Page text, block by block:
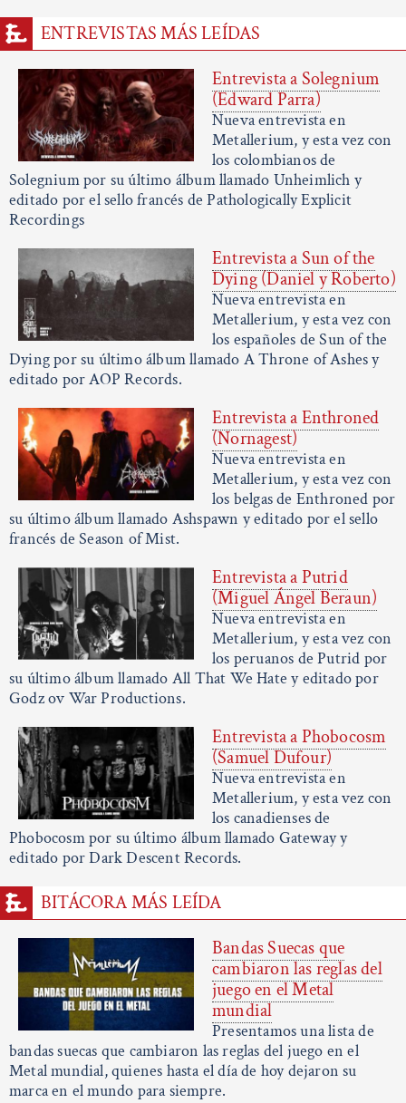
ENTREVISTAS MÁS LEÍDAS
Entrevista a Solegnium
(Edward Parra)
Nueva entrevista en
Metallerium, y esta vez con
los colombianos de
Solegnium por su último álbum llamado Unheimlich y
editado por el sello francés de Pathologically Explicit
Recordings
Entrevista a Sun of the
Dying (Daniel y Roberto)
Nueva entrevista en
Metallerium, y esta vez con
los españoles de Sun of the
Dying por su último álbum llamado A Throne of Ashes y
editado por AOP Records.
Entrevista a Enthroned
(Nornagest)
Nueva entrevista en
Metallerium, y esta vez con
los belgas de Enthroned por
su último álbum llamado Ashspawn y editado por el sello
francés de Season of Mist.
Entrevista a Putrid
(Miguel Ángel Beraun)
Nueva entrevista en
Metallerium, y esta vez con
los peruanos de Putrid por
su último álbum llamado All That We Hate y editado por
Godz ov War Productions.
Entrevista a Phobocosm
(Samuel Dufour)
Nueva entrevista en
Metallerium, y esta vez con
los canadienses de
Phobocosm por su último álbum llamado Gateway y
editado por Dark Descent Records.
BITÁCORA MÁS LEÍDA
Bandas Suecas que
cambiaron las reglas del
juego en el Metal
mundial
Presentamos una lista de
bandas suecas que cambiaron las reglas del juego en el
Metal mundial, quienes hasta el día de hoy dejaron su
marca en el mundo para siempre.